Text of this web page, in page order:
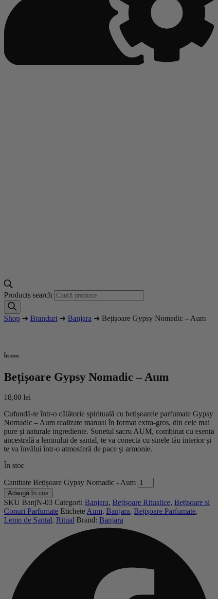
Products search
Shop ➔ Branduri ➔ Banjara ➔ Bețișoare Gypsy Nomadic – Aum
În stoc
Bețișoare Gypsy Nomadic – Aum
18,00 lei
Cufundă-te într-o călătorie spirituală cu bețișoarele parfumate Gypsy
Nomadic – Aum realizate manual în format extra-gros, din cele mai
pure și naturale ingrediente. Sunetul sacru AUM, combinat cu esența
ancestrală a lemnului de santal, te va conecta cu sinele tău interior și
te va învălui într-o atmosferă de pace și armonie.
În stoc
Cantitate Bețișoare Gypsy Nomadic - Aum
Adaugă în coș
SKU BanjN-03 Categorii Banjara, Bețișoare Ritualice, Bețisoare si
Conuri Parfumate EticheteAum, Banjara, Bețișoare Parfumate,
Lemn de Santal, Ritual Brand: Banjara